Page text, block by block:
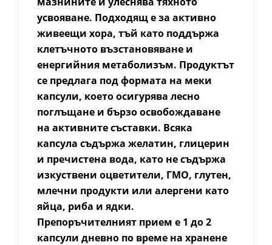
усвояване. Подходящ е за активно
живеещи хора, тъй като поддържа
клетъчното възстановяване и
енергийния метаболизъм. Продуктът
се предлага под формата на меки
капсули, което осигурява лесно
поглъщане и бързо освобождаване
на активните съставки. Всяка
капсула съдържа желатин, глицерин
и пречистена вода, като не съдържа
изкуствени оцветители, ГМО, глутен,
млечни продукти или алергени като
яйца, риба и ядки.
Препоръчителният прием е 1 до 2
капсули дневно по време на хранене